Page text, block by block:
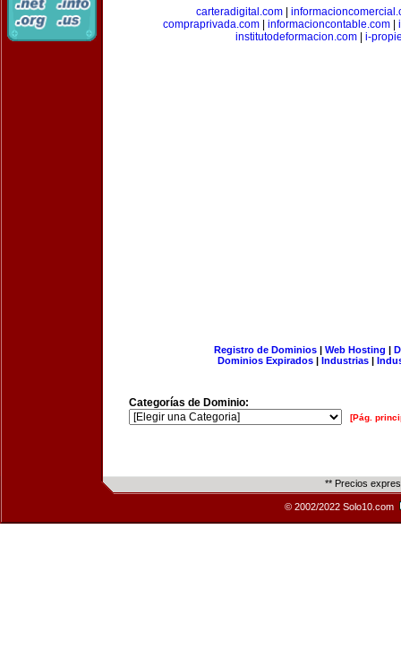
carteradigital.com
compraprivada.com
informacioncontable.com
institutodeformacion.com| i-
Registro de Dominios| Web Hosting |
Dominios Expirados | Industrias |
Categorías de Dominio:
[Pág.
** Precios
© 2002/2022 Solo10.com